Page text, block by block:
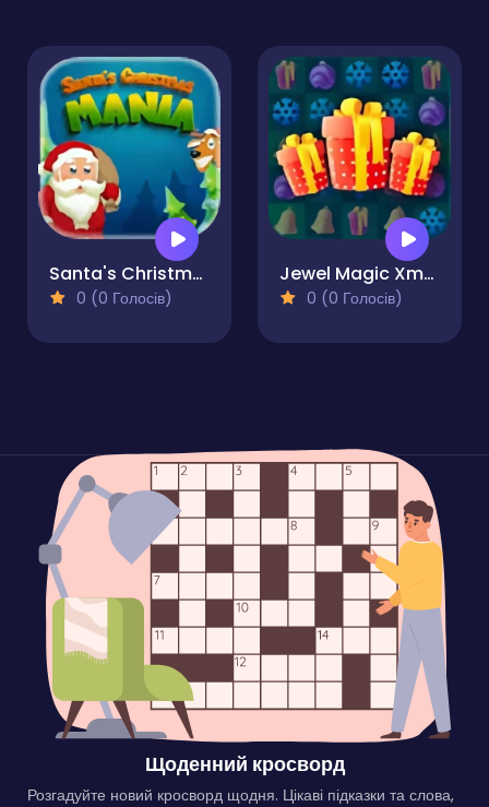
Santa's Christmas Mania
0 (0 Голосів)
Jewel Magic Xmas
0 (0 Голосів)
Щоденний кросворд
Розгадуйте новий кросворд щодня. Цікаві підказки та слова,